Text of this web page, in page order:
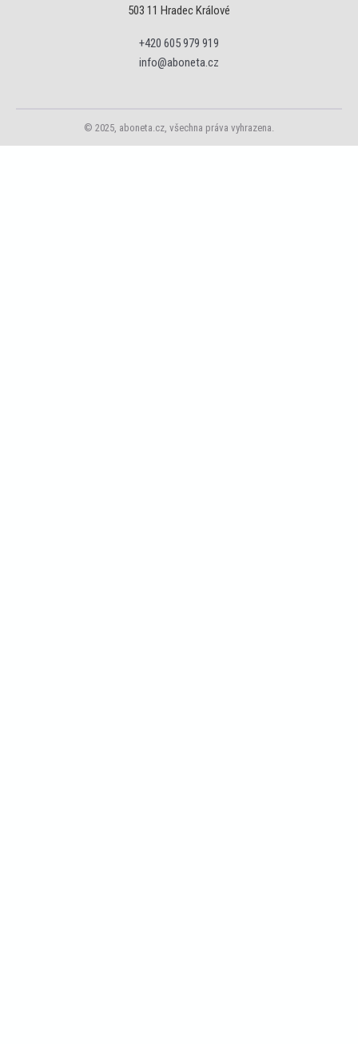
503 11 Hradec Králové
+420 605 979 919
info@aboneta.cz
© 2025, aboneta.cz, všechna práva vyhrazena.